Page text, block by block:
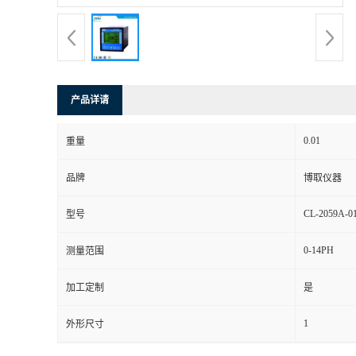
产品详请
重量 0.01
品牌 博取仪器
型号 CL-2059A-
测量范围 0-14PH
加工定制 是
外形尺寸 1